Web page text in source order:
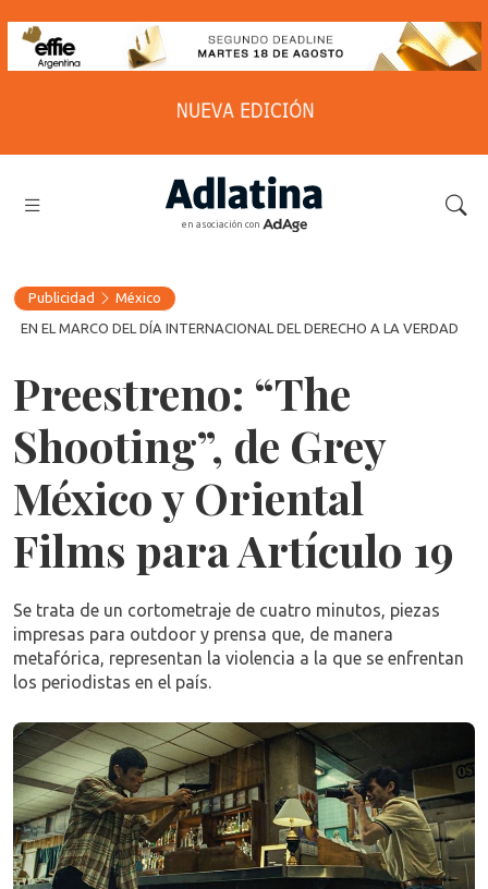
en asociación con
Publicidad
México
EN EL MARCO DEL DÍA INTERNACIONAL DEL DERECHO A LA VERDAD
Preestreno: “The
Shooting”, de Grey
México y Oriental
Films para Artículo 19
Se trata de un cortometraje de cuatro minutos, piezas
impresas para outdoor y prensa que, de manera
metafórica, representan la violencia a la que se enfrentan
los periodistas en el país.